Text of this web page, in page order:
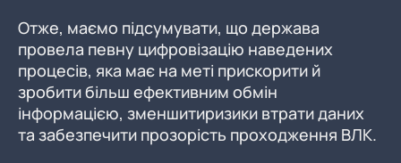
Отже, маємо підсумувати, що держава
провела певну цифровізацію наведених
процесів, яка має на меті прискорити й
зробити більш ефективним обмін
інформацією, зменшитиризики втрати даних
та забезпечити прозорість проходження ВЛК.